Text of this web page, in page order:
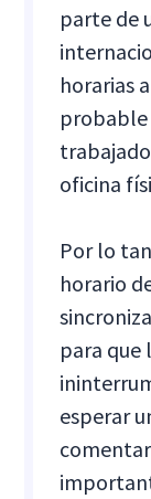
parte de
horarias
probable
oficina
Por lo
horario
para que
esperar